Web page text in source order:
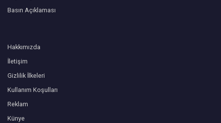
Basın Açıklaması
Hakkımızda
İletişim
Gizlilik İlkeleri
Kullanım Koşulları
Reklam
Künye